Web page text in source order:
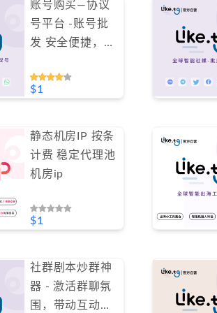
账号购买—协议
号平台 -账号批
发 安全便捷，低
支持免费测试）
#GN004
$1
静态机房IP 按条
计费 稳定代理池
机房ip
$1
社群剧本炒群神
器 - 激活群聊氛
围，带动互动，